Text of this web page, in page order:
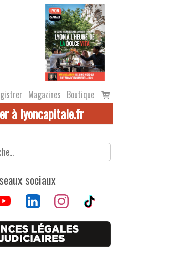
Magazines Boutique
Voir
le
à lyoncapitale.fr
sociaux